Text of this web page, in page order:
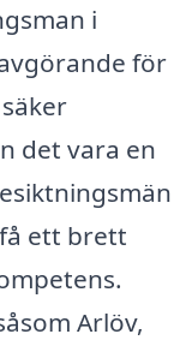
i
för
det vara en
ett brett
Arlöv,